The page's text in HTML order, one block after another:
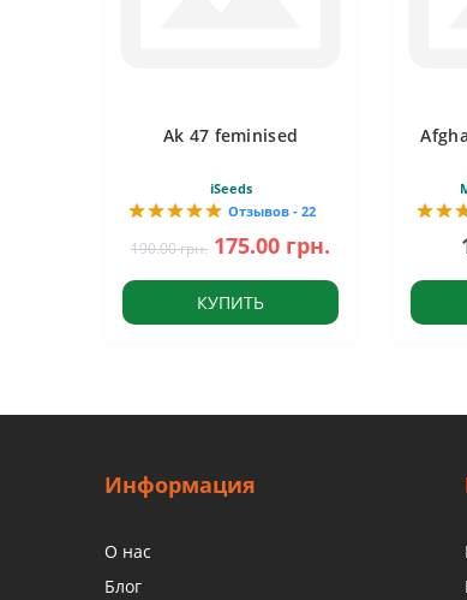
Ak 47 feminised
iSeeds
Отзывов - 22
190.00 грн. 175.00 грн.
КУПИТЬ
Информация
О нас
Блог